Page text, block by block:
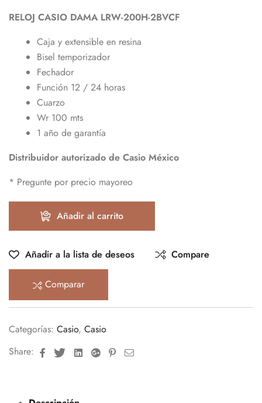
RELOJ CASIO DAMA LRW-200H-2BVCF
Caja y extensible en resina
Bisel temporizador
Fechador
Función 12 / 24 horas
Cuarzo
Wr 100 mts
1 año de garantía
Distribuidor autorizado de Casio México
* Pregunte por precio mayoreo
Añadir al carrito
Añadir a la lista de deseos Compare
Comparar
Categorías: Casio, Casio
Share:
FacebookTwitterLinkedinGoogle+Pinterest
Email